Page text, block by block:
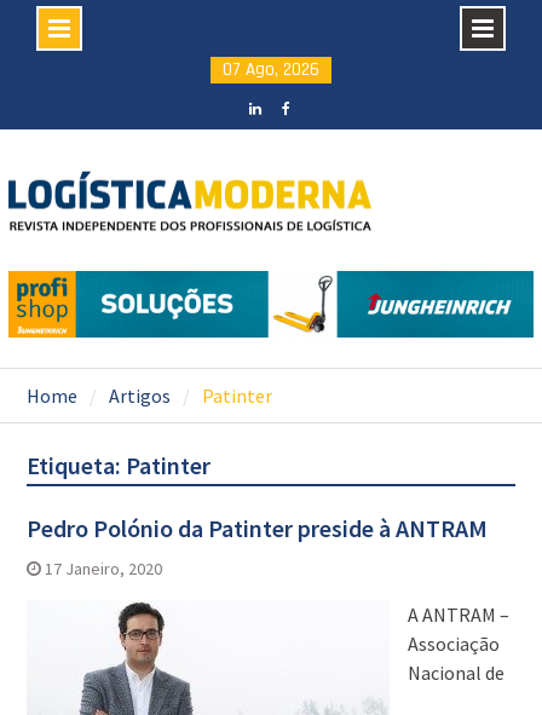
content
07 Ago, 2026
Home Artigos Patinter
Etiqueta: Patinter
Pedro Polónio da Patinter preside à ANTRAM
17 Janeiro, 2020
A ANTRAM –
Associação
Nacional de